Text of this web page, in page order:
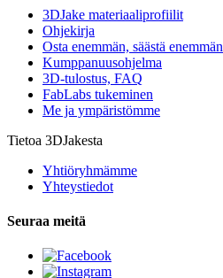
3DJake materiaaliprofiilit
Ohjekirja
Osta enemmän, säästä enemmän
Kumppanuusohjelma
3D-tulostus, FAQ
FabLabs tukeminen
Me ja ympäristömme
Tietoa 3DJakesta
Yhtiöryhmämme
Yhteystiedot
Seuraa meitä